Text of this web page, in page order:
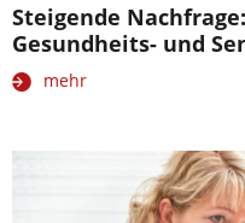
Steigende
Gesundheits- und
mehr